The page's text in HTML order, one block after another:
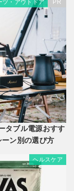
ツ・アウトドア PR
タブル電源おすす
ン別の選び方
ヘルスケア